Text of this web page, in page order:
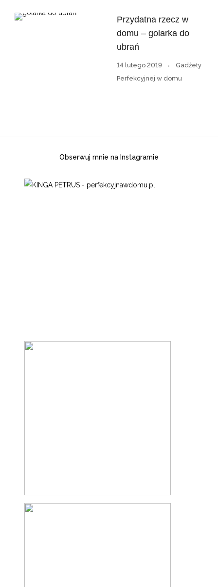
Przydatna rzecz w
domu – golarka do
ubrań
14 lutego 2019
Gadżety
Perfekcyjnej w domu
Obserwuj mnie na Instagramie